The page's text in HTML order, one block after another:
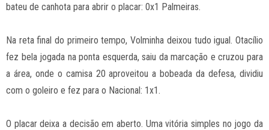
bateu de canhota para abrir o placar: 0x1 Palmeiras.
Na reta final do primeiro tempo, Volminha deixou tudo igual. Otacílio
fez bela jogada na ponta esquerda, saiu da marcação e cruzou para
a área, onde o camisa 20 aproveitou a bobeada da defesa, dividiu
com o goleiro e fez para o Nacional: 1x1.
O placar deixa a decisão em aberto. Uma vitória simples no jogo da